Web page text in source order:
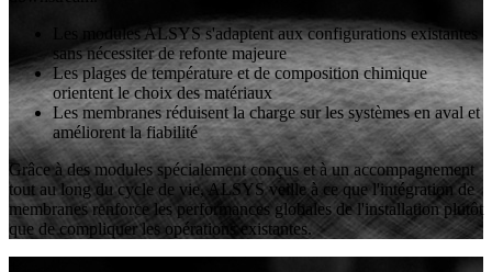
Les modules ALSYS s'adaptent aux configurations existantes
sans nécessiter de refonte majeure
Les plages de température et de composition chimique
orientent le choix des matériaux
Les membranes réduisent la charge sur les systèmes en aval et
améliorent la fiabilité
Grâce à des modules spécialement conçus et à un accompagnement
tout au long du cycle de vie, ALSYS veille à ce que l'intégration de
membranes renforce les performances globales de l'installation plutôt
que de compliquer les opérations existantes.